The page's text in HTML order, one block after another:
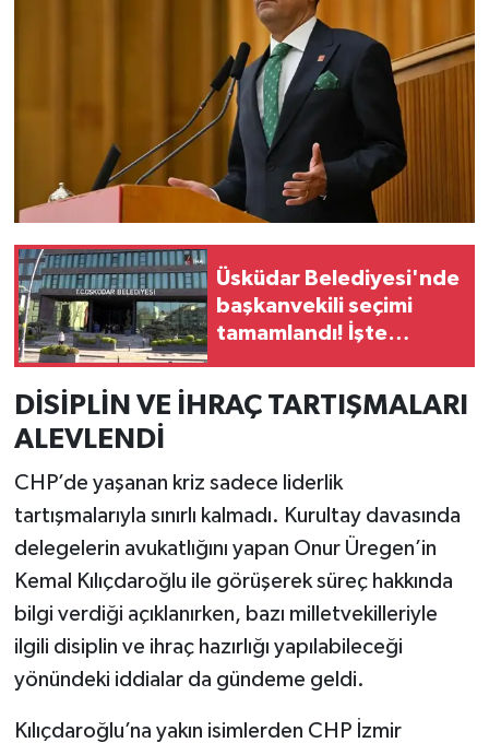
Üsküdar Belediyesi'nde
başkanvekili seçimi
tamamlandı! İşte
DİSİPLİN VE İHRAÇ TARTIŞMALARI
ALEVLENDİ
CHP’de yaşanan kriz sadece liderlik
tartışmalarıyla sınırlı kalmadı. Kurultay davasında
delegelerin avukatlığını yapan Onur Üregen’in
Kemal Kılıçdaroğlu ile görüşerek süreç hakkında
bilgi verdiği açıklanırken, bazı milletvekilleriyle
ilgili disiplin ve ihraç hazırlığı yapılabileceği
yönündeki iddialar da gündeme geldi.
Kılıçdaroğlu’na yakın isimlerden CHP İzmir